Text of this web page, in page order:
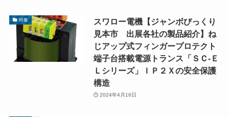
特集
スワロー電機【ジャンボびっくり
見本市 出展各社の製品紹介】ね
じアップ式フィンガープロテクト
端子台搭載電源トランス「ＳＣ-Ｅ
Ｌシリーズ」ＩＰ２Ｘの安全保護
構造
2024年4月16日